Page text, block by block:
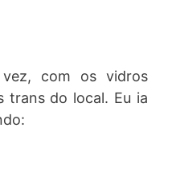
vez, com os vidros
trans do local. Eu ia